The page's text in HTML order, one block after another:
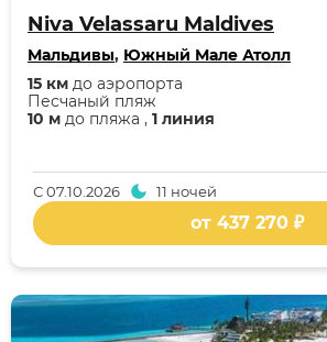
Niva Velassaru Maldives
Мальдивы, Южный Мале Атолл
10 м до пляжа , 1 линия
Песчаный пляж
15 км до аэропорта
С07.10.2026 11 ночей
от 437 270 ₽